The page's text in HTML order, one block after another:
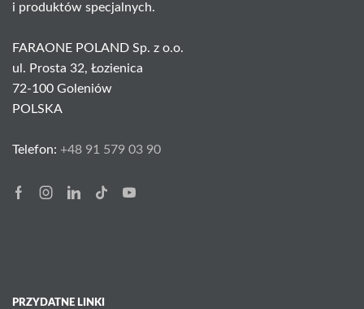
i produktów specjalnych.
FARAONE POLAND Sp. z o.o.
ul. Prosta 32, Łozienica
72-100 Goleniów
POLSKA
Telefon: +48 91 579 03 90
FacebookInstagram
Linkedin
Tik-
Youtube
PRZYDATNE LINKI